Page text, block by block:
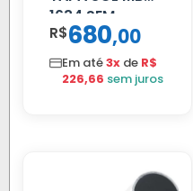
1634 SEM
SUPORTE FIBRA
R$680,00
Em até3x de R$
226,66 sem juros